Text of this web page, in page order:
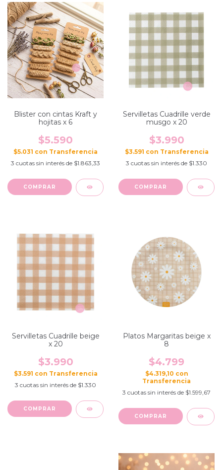
Blister con cintas Kraft y
hojitas x 6
$5.590
$5.031 con
3 cuotas sin interés de $1.863,33
Servilletas Cuadrille verde
musgo x 20
$3.990
$3.591 con
3 cuotas sin interés de $1.330
Servilletas Cuadrille beige
x 20
$3.990
$3.591 con
3 cuotas sin interés de $1.330
Platos Margaritas beige x
8
$4.799
$4.319,10 con
3 cuotas sin interés de $1.599,67